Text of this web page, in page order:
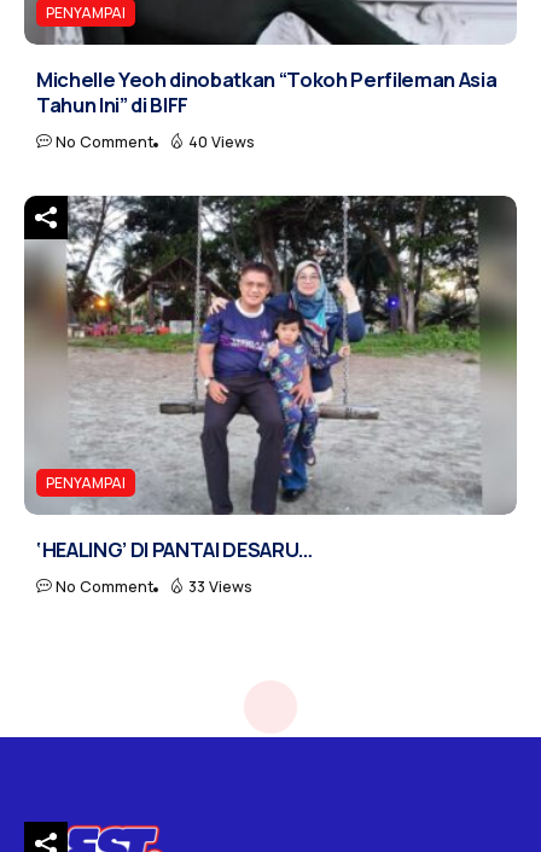
PENYAMPAI
Michelle Yeoh dinobatkan “Tokoh Perfileman Asia
Tahun Ini” di BIFF
No Comment 40 Views
PENYAMPAI
‘HEALING’ DI PANTAI DESARU…
No Comment 33 Views
Home Penyampai